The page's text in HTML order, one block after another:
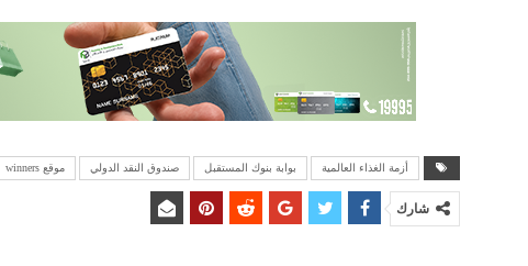
أزمة الغذاء العالمية بوابة بنوك المستقبل صندوق النقد الدولي موقع winners
شارك